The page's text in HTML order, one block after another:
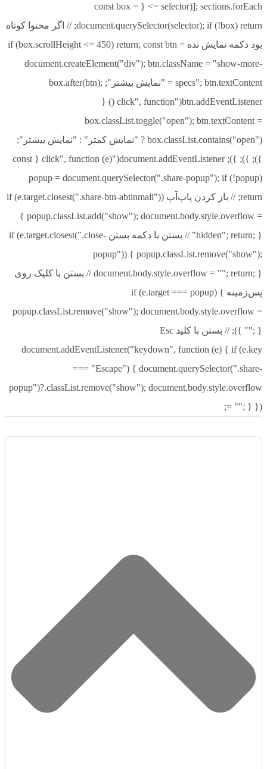
]; sections.forEach(selector => { const box =
document.querySelector(selector); if (!box) return; // اگر محتوا کوتاه
بود دکمه نمایش نده if (box.scrollHeight <= 450) return; const btn =
document.createElement("div"); btn.className = "show-more-
specs"; btn.textContent = "نمایش بیشتر"; box.after(btn);
btn.addEventListener("click", function () {
box.classList.toggle("open"); btn.textContent =
box.classList.contains("open") ? "نمایش کمتر" : "نمایش بیشتر";
}); }); }); document.addEventListener("click", function (e) { const
popup = document.querySelector(".share-popup"); if (!popup)
return; // باز کردن پاپ‌آپ if (e.target.closest(".share-btn-abtinmall"))
{ popup.classList.add("show"); document.body.style.overflow =
"hidden"; return; } // بستن با دکمه بستن if (e.target.closest(".close-
popup")) { popup.classList.remove("show");
document.body.style.overflow = ""; return; } // بستن با کلیک روی
پس‌زمینه if (e.target === popup) {
popup.classList.remove("show"); document.body.style.overflow =
""; } }); // بستن با کلید Esc
document.addEventListener("keydown", function (e) { if (e.key
=== "Escape") { document.querySelector(".share-
popup")?.classList.remove("show"); document.body.style.overflow
= ""; } });